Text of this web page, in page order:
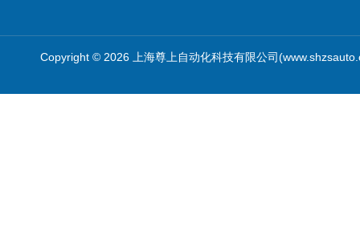
Copyright © 2026 上海尊上自动化科技有限公司